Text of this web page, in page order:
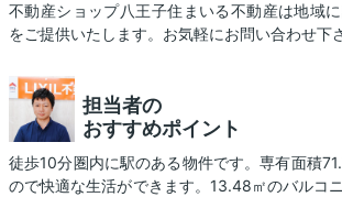
不動産ショップ八王子住まいる不動産は地域
をご提供いたします。お気軽にお問い合わせ下
担当者の
おすすめポイント
徒歩10分圏内に駅のある物件です。専有面積
ので快適な生活ができます。13.48㎡のバルコ